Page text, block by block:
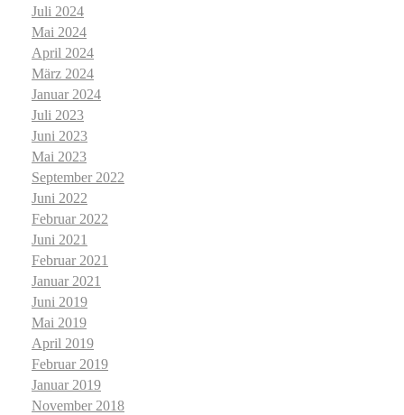
Juli 2024
Mai 2024
April 2024
März 2024
Januar 2024
Juli 2023
Juni 2023
Mai 2023
September 2022
Juni 2022
Februar 2022
Juni 2021
Februar 2021
Januar 2021
Juni 2019
Mai 2019
April 2019
Februar 2019
Januar 2019
November 2018